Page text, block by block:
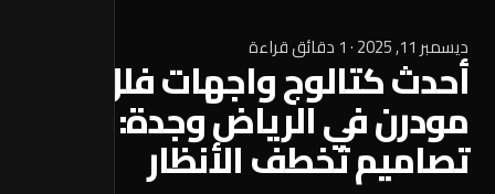
ديسمبر 11, 2025 ·1 دقائق قراءة
أحدث كتالوج واجهات فلل
مودرن في الرياض وجدة:
تصاميم تخطف الأنظار